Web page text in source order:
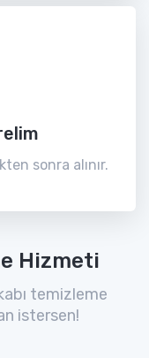
sonra alınır.
Hizmeti
temizleme
istersen!